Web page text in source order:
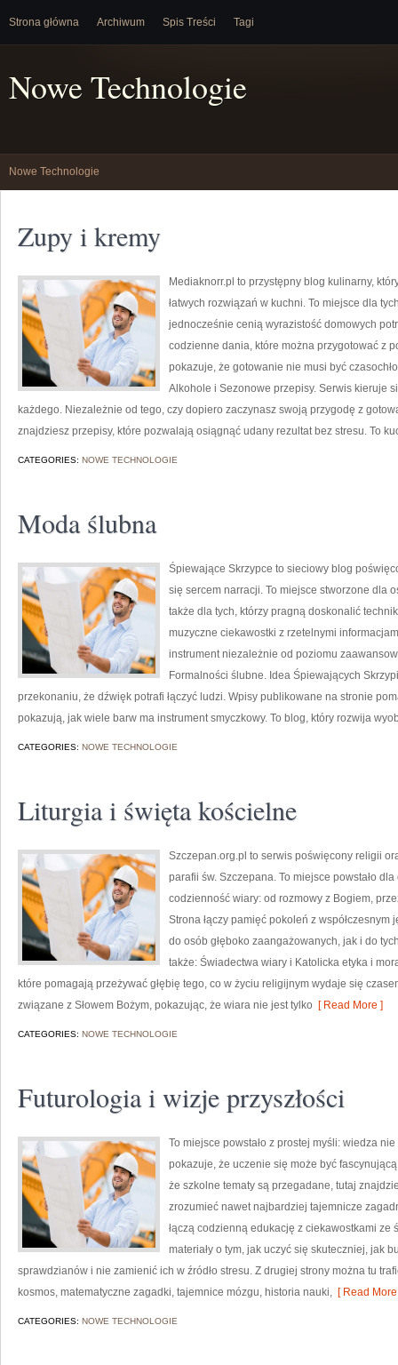
Strona główna Archiwum Spis Treści Tagi
Nowe Technologie
Nowe Technologie
Zupy i kremy
Mediaknorr.pl to przystępny blog kulinarny,
łatwych rozwiązań w kuchni. To miejsce dla
jednocześnie cenią wyrazistość domowych
codzienne dania, które można przygotować z
pokazuje, że gotowanie nie musi być
Alkohole i Sezonowe przepisy. Serwis kieruje
każdego. Niezależnie od tego, czy dopiero zaczynasz swoją przygodę z
znajdziesz przepisy, które pozwalają osiągnąć udany rezultat bez stresu. To
CATEGORIES: NOWE TECHNOLOGIE
Moda ślubna
Śpiewające Skrzypce to sieciowy blog
się sercem narracji. To miejsce stworzone dla
także dla tych, którzy pragną doskonalić
muzyczne ciekawostki z rzetelnymi
instrument niezależnie od poziomu
Formalności ślubne. Idea Śpiewających
przekonaniu, że dźwięk potrafi łączyć ludzi. Wpisy publikowane na stronie
pokazują, jak wiele barw ma instrument smyczkowy. To blog, który rozwija
CATEGORIES: NOWE TECHNOLOGIE
Liturgia i święta kościelne
Szczepan.org.pl to serwis poświęcony religii
parafii św. Szczepana. To miejsce powstało
codzienność wiary: od rozmowy z Bogiem,
Strona łączy pamięć pokoleń z
do osób głęboko zaangażowanych, jak i do
także: Świadectwa wiary i Katolicka etyka i
które pomagają przeżywać głębię tego, co w życiu religijnym wydaje się
związane z Słowem Bożym, pokazując, że wiara nie jest tylko [ Read More ]
CATEGORIES: NOWE TECHNOLOGIE
Futurologia i wizje przyszłości
To miejsce powstało z prostej myśli: wiedza
pokazuje, że uczenie się może być
że szkolne tematy są przegadane, tutaj
zrozumieć nawet najbardziej tajemnicze
łączą codzienną edukację z ciekawostkami
materiały o tym, jak uczyć się skuteczniej, jak
sprawdzianów i nie zamienić ich w źródło stresu. Z drugiej strony można tu
kosmos, matematyczne zagadki, tajemnice mózgu, historia nauki, [ Read
CATEGORIES: NOWE TECHNOLOGIE